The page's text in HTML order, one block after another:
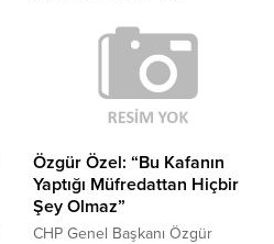
beton baskısı altındaki Esenyurt’a
nefes aldıracak Yaşar Kemal
Meydanı’nı ve ilçedeki can alan
sel ve su baskınlarını son
erdirecek Haramidere Islahı 1.
etabını hizmete açtı. Kendilerinin
odaklı bir belediyecilik anlayışına
sahip olduğu tespitinde bulunan
İmamoğlu, “Bunların tek derdi;
rant. Başka dertleri...
Özgür Özel: “Bu Kafanın
Yaptığı Müfredattan Hiçbir
Şey Olmaz”
CHP Genel Başkanı Özgür